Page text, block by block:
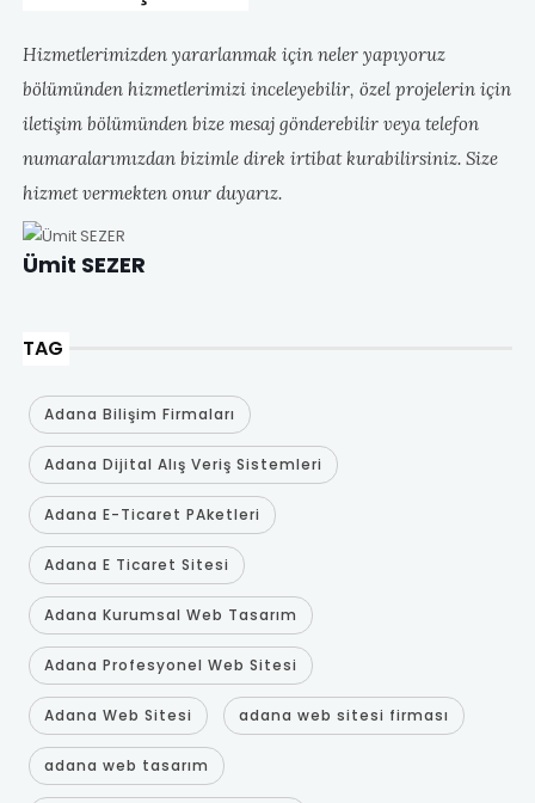
Hizmetlerimizden yararlanmak için neler yapıyoruz
bölümünden hizmetlerimizi inceleyebilir, özel projelerin için
iletişim bölümünden bize mesaj gönderebilir veya telefon
numaralarımızdan bizimle direk irtibat kurabilirsiniz. Size
hizmet vermekten onur duyarız.
Ümit SEZER
TAG
Adana Bilişim Firmaları
Adana Dijital Alış Veriş Sistemleri
Adana E-Ticaret PAketleri
Adana E Ticaret Sitesi
Adana Kurumsal Web Tasarım
Adana Profesyonel Web Sitesi
Adana Web Sitesi adana web sitesi firması
adana web tasarım